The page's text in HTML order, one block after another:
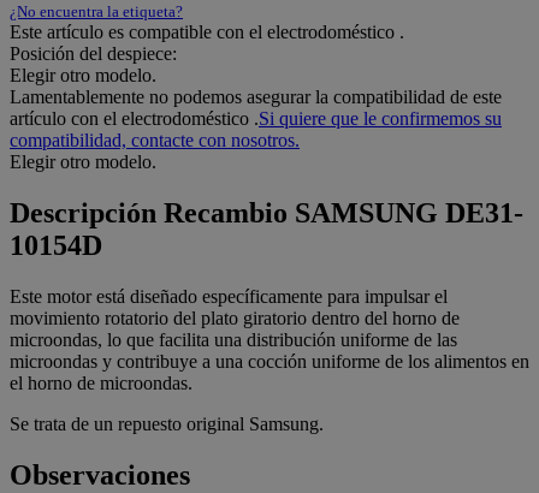
¿No encuentra la etiqueta?
Este artículo es compatible con el electrodoméstico .
Posición del despiece:
Elegir otro modelo.
Lamentablemente no podemos asegurar la compatibilidad de este
artículo con el electrodoméstico .Si quiere que le confirmemos su
compatibilidad, contacte con nosotros.
Elegir otro modelo.
Descripción Recambio SAMSUNG DE31-
10154D
Este motor está diseñado específicamente para impulsar el
movimiento rotatorio del plato giratorio dentro del horno de
microondas, lo que facilita una distribución uniforme de las
microondas y contribuye a una cocción uniforme de los alimentos en
el horno de microondas.
Se trata de un repuesto original Samsung.
Observaciones